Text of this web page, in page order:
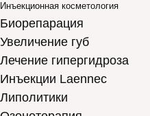
Инъекционная косметология
Биорепарация
Увеличение губ
Лечение гипергидроза
Инъекции Laennec
Липолитики